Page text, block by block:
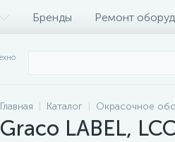
Бренды Ремонт
Главная Каталог Окрасочное
Graco LABEL,